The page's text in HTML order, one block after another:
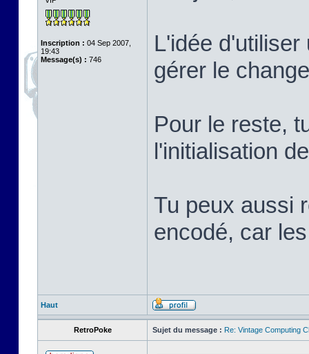
Inscription : 04 Sep 2007,
19:43
Message(s) : 746
L'idée
gérer le
Pour le reste,
l'initialisation
Tu peux aussi
encodé, car
Haut
RetroPoke Sujet du message : Re: Vintage Computing